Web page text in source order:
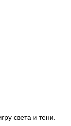
света и тени.